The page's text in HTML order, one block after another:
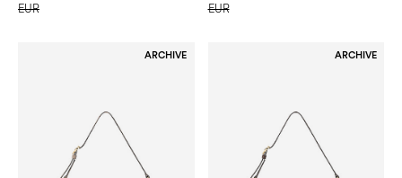
EUR
EUR
ARCHIVE ARCHIVE